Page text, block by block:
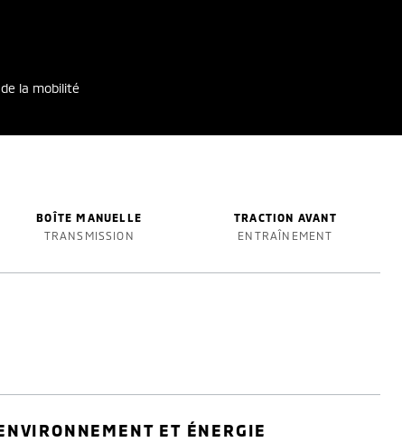
la mobilité
BOÎTE MANUELLE
TRANSMISSION
TRACTION AVANT
ENTRAÎNEMENT
ET ÉNERGIE